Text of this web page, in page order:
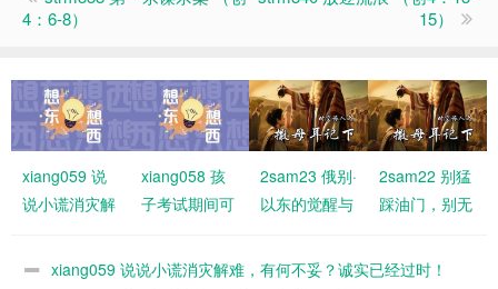
4：6-8）
15）
xiang059 说
说小谎消灾解
xiang058 孩
子考试期间可
会聚会吗？
2sam23 俄别·
以东的觉醒与
2sam22 别猛
踩油门，别无
神同行
xiang059 说说小谎消灾解难，有何不妥？诚实已经过时！